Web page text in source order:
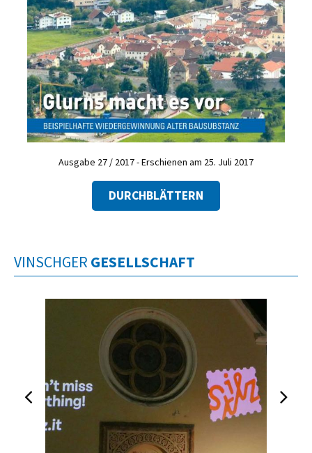
Ausgabe 27 / 2017 - Erschienen am 25. Juli 2017
DURCHBLÄTTERN
VINSCHGER GESELLSCHAFT